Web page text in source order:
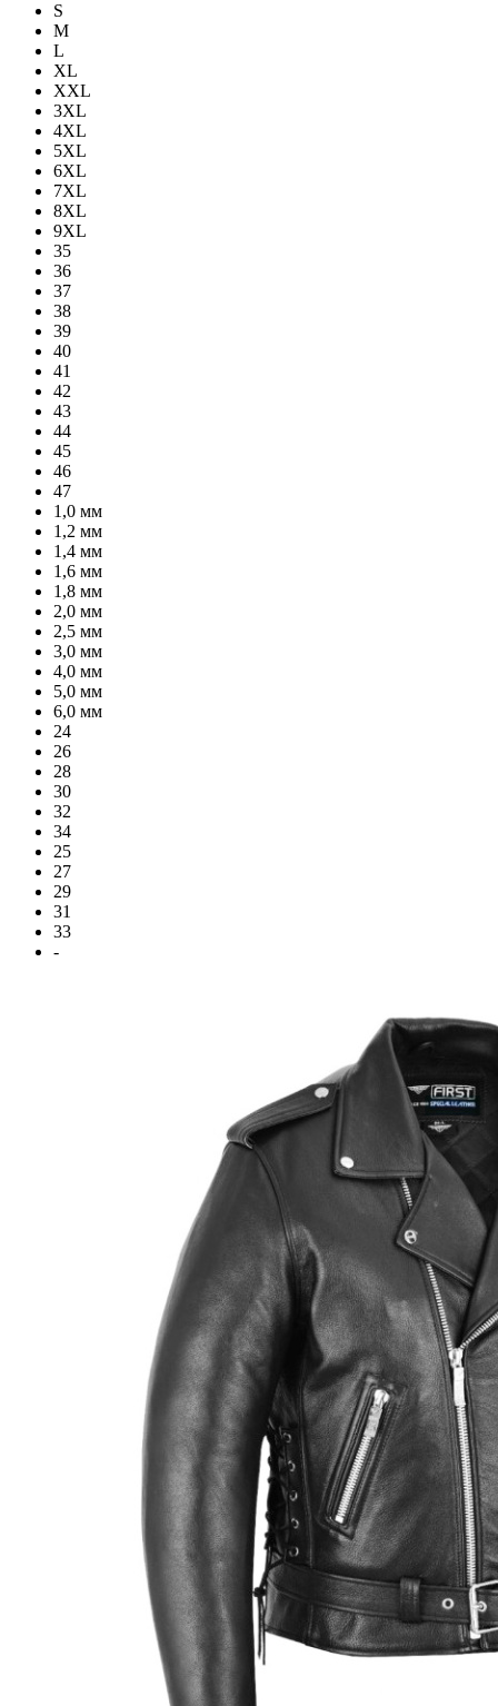
S
M
L
XL
XXL
3XL
4XL
5XL
6XL
7XL
8XL
9XL
35
36
37
38
39
40
41
42
43
44
45
46
47
1,0 мм
1,2 мм
1,4 мм
1,6 мм
1,8 мм
2,0 мм
2,5 мм
3,0 мм
4,0 мм
5,0 мм
6,0 мм
24
26
28
30
32
34
25
27
29
31
33
-